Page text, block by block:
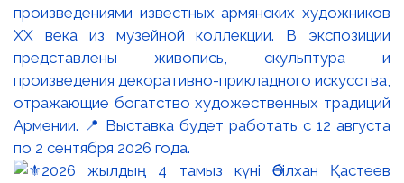
произведениями известных армянских художников
XX века из музейной коллекции. В экспозиции
представлены живопись, скульптура и
произведения декоративно-прикладного искусства,
отражающие богатство художественных традиций
Армении. 📍 Выставка будет работать с 12 августа
по 2 сентября 2026 года.